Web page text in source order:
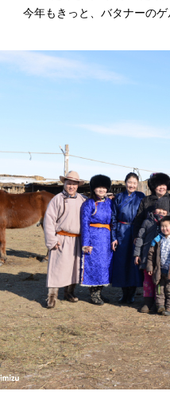
今年もきっと、バタナーの